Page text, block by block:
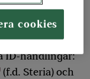
ID-handlingar:
(f.d. Steria) och
cookies